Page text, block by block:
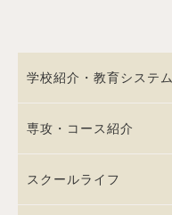
学校紹介・教育システム
専攻・コース紹介
スクールライフ